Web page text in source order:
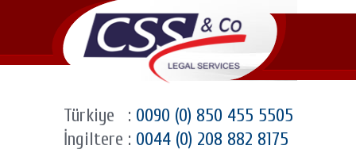
Türkiye : 0090 (0) 850 455 5505
İngiltere : 0044 (0) 208 882 8175